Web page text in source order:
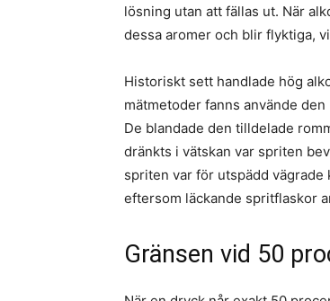
lösning utan att fällas ut. När
dessa aromer och blir flyktiga,
Historiskt sett handlade hög
mätmetoder fanns använde
De blandade den tilldelade
dränkts i vätskan var spriten
spriten var för utspädd
eftersom läckande spritflaskor
Gränsen vid 50